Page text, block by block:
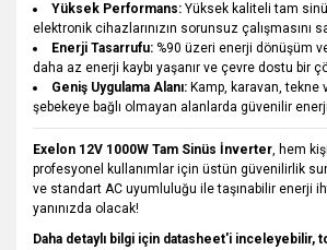
Yüksek Performans: Yüksek kaliteli tam
elektronik cihazlarınızın sorunsuz çalışmasını
Enerji Tasarrufu: %90 üzeri enerji dönüşüm
daha az enerji kaybı yaşanır ve çevre dostu bir
Geniş Uygulama Alanı: Kamp, karavan, tekne
şebekeye bağlı olmayan alanlarda güvenilir
Exelon 12V 1000W Tam Sinüs İnverter, hem
profesyonel kullanımlar için üstün güvenilirlik
ve standart AC uyumluluğu ile taşınabilir enerji
yanınızda olacak!
Daha detaylı bilgi için datasheet'i inceleyebilir,